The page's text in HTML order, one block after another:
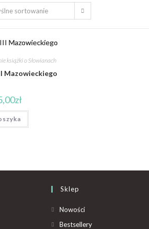
sortowanie
książki o Słowianach
Mazowieckiego
zł
Sklep
Nowości
Bestsellery